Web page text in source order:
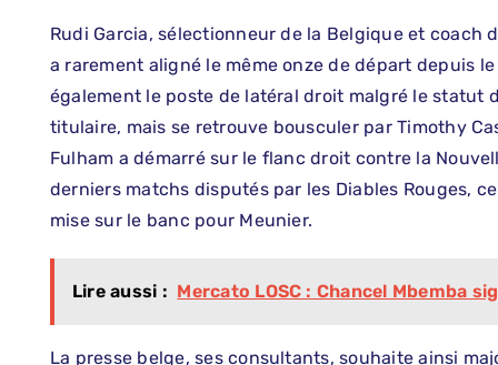
Rudi Garcia, sélectionneur de la Belgique et coach
a rarement aligné le même onze de départ depuis
également le poste de latéral droit malgré le statut
titulaire, mais se retrouve bousculer par Timothy
Fulham a démarré sur le flanc droit contre la
derniers matchs disputés par les Diables Rouges,
mise sur le banc pour Meunier.
Lire aussi : Mercato LOSC : Chancel Mbemba
La presse belge, ses consultants, souhaite ainsi